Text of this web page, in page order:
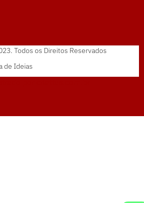
Todos os Direitos Reservados
de Ideias